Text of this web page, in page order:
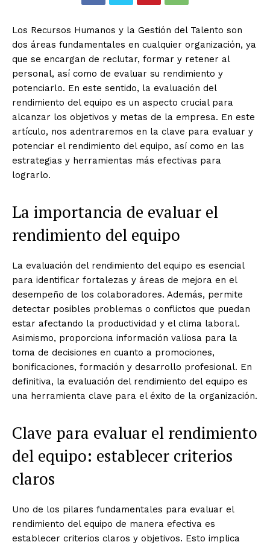
Los Recursos Humanos y la Gestión del Talento son
dos áreas fundamentales en cualquier organización, ya
que se encargan de reclutar, formar y retener al
personal, así como de evaluar su rendimiento y
potenciarlo. En este sentido, la evaluación del
rendimiento del equipo es un aspecto crucial para
alcanzar los objetivos y metas de la empresa. En este
artículo, nos adentraremos en la clave para evaluar y
potenciar el rendimiento del equipo, así como en las
estrategias y herramientas más efectivas para
lograrlo.
La importancia de evaluar el
rendimiento del equipo
La evaluación del rendimiento del equipo es esencial
para identificar fortalezas y áreas de mejora en el
desempeño de los colaboradores. Además, permite
detectar posibles problemas o conflictos que puedan
estar afectando la productividad y el clima laboral.
Asimismo, proporciona información valiosa para la
toma de decisiones en cuanto a promociones,
bonificaciones, formación y desarrollo profesional. En
definitiva, la evaluación del rendimiento del equipo es
una herramienta clave para el éxito de la organización.
Clave para evaluar el rendimiento
del equipo: establecer criterios
claros
Uno de los pilares fundamentales para evaluar el
rendimiento del equipo de manera efectiva es
establecer criterios claros y objetivos. Esto implica